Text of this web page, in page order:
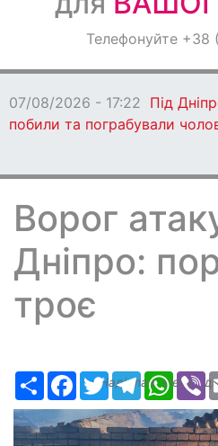
ОголошенняТелефонуйте +38
07/08/2026 - 17:22 Під
побили та пограбували
Ворог
Дніпро:
троє
РесурсFacebook
TwitterTelegram
Надіслав:elena,